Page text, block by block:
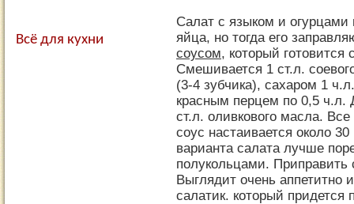
Салат с языком и огурцами
яйца, но тогда его
соусом, который
Смешивается 1 ст.л.
(3-4 зубчика), сахаром 1
красным перцем по 0,5 ч.л.
ст.л. оливкового масла.
соус настаивается около
варианта салата лучше
полукольцами. Приправить
Выглядит очень аппетитно
салатик. который
Всё для кухни